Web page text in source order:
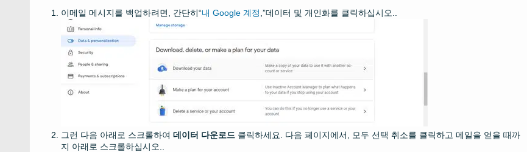
이메일 메시지를 백업하려면, 간단히“내 Google 계정 ,”데이터 및 개인화를 클릭하십시오..
그런 다음 아래로 스크롤하여 데이터 다운로드 클릭하세요. 다음 페이지에서, 모두 선택 취소를 클릭하고 메일을 얻을 때까
지 아래로 스크롤하십시오..